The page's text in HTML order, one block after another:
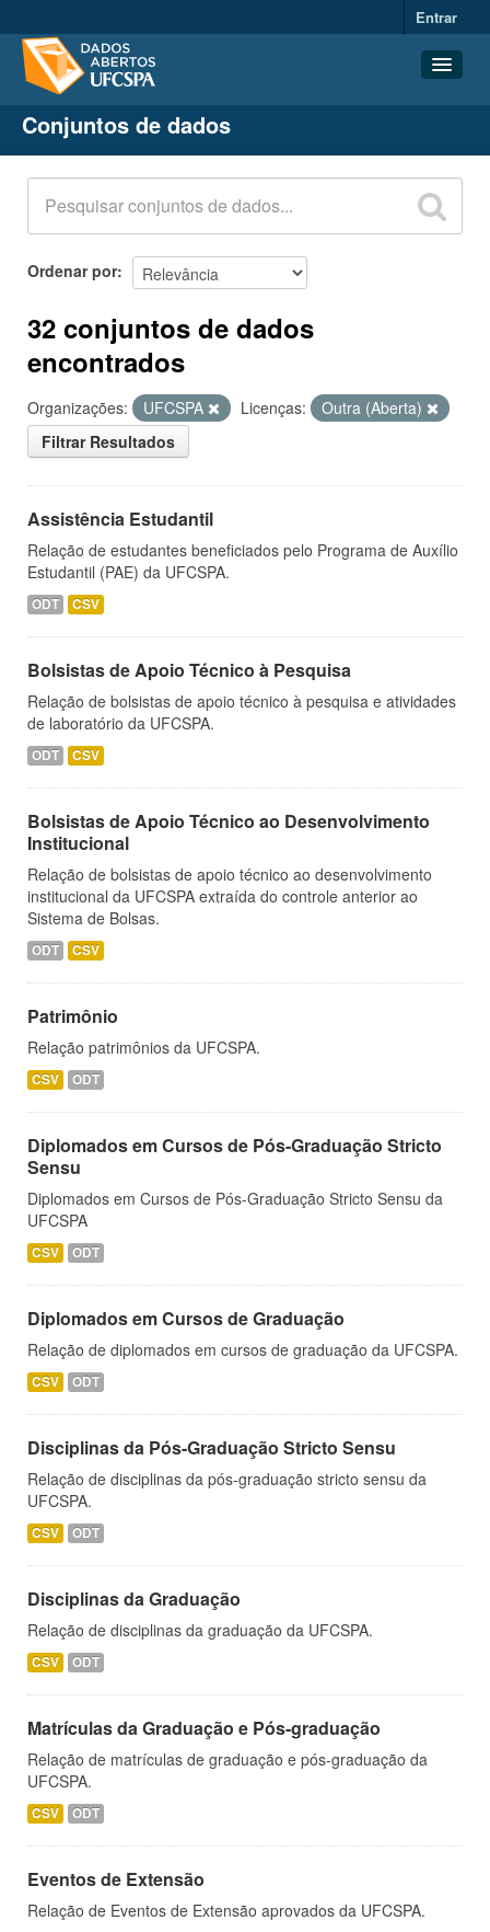
Entrar
Conjuntos de dados
Organizações
Grupos
Sobre
Conjuntos de dados
Ordenar por
32 conjuntos de dados
encontrados
Organizações: UFCSPA Licenças:
Outra (Aberta)
Filtrar Resultados
Assistência Estudantil
Relação de estudantes beneficiados pelo Programa de Auxílio
Estudantil (PAE) da UFCSPA.
ODT CSV
Bolsistas de Apoio Técnico à Pesquisa
Relação de bolsistas de apoio técnico à pesquisa e atividades
de laboratório da UFCSPA.
ODT CSV
Bolsistas de Apoio Técnico ao Desenvolvimento
Institucional
Relação de bolsistas de apoio técnico ao desenvolvimento
institucional da UFCSPA extraída do controle anterior ao
Sistema de Bolsas.
ODT CSV
Patrimônio
Relação patrimônios da UFCSPA.
CSV ODT
Diplomados em Cursos de Pós-Graduação Stricto
Sensu
Diplomados em Cursos de Pós-Graduação Stricto Sensu da
UFCSPA
CSV ODT
Diplomados em Cursos de Graduação
Relação de diplomados em cursos de graduação da UFCSPA.
CSV ODT
Disciplinas da Pós-Graduação Stricto Sensu
Relação de disciplinas da pós-graduação stricto sensu da
UFCSPA.
CSV ODT
Disciplinas da Graduação
Relação de disciplinas da graduação da UFCSPA.
CSV ODT
Matrículas da Graduação e Pós-graduação
Relação de matrículas de graduação e pós-graduação da
UFCSPA.
CSV ODT
Eventos de Extensão
Relação de Eventos de Extensão aprovados da UFCSPA.